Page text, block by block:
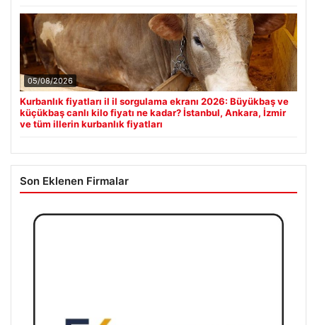
05/08/2026
Kurbanlık fiyatları il il sorgulama ekranı 2026: Büyükbaş ve
küçükbaş canlı kilo fiyatı ne kadar? İstanbul, Ankara, İzmir
ve tüm illerin kurbanlık fiyatları
Son Eklenen Firmalar